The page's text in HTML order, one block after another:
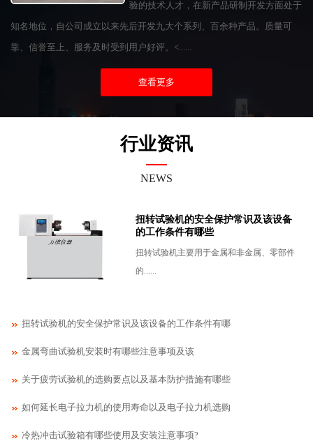
验的技术人才，在新产品研制开发方面处于
知名地位，自公司成立以来先后开发九大个系列、百余种产品。质量可
靠、信誉至上、服务及时受到用户好评。<......
查看更多
行业资讯
NEWS
扭转试验机的安全保护常识及该设备
的工作条件有哪些
扭转试验机主要用于金属和非金属、零部件
的......
扭转试验机的安全保护常识及该设备的工作条件有哪
金属弯曲试验机安装​时有哪些注意事项及该
关于疲劳试验机的选购要点以及基本防护措施有哪些
如何延长电子拉力机的使用寿命以及电子拉力机选购
冷热冲击试验箱有哪些使用及安装注意事项?